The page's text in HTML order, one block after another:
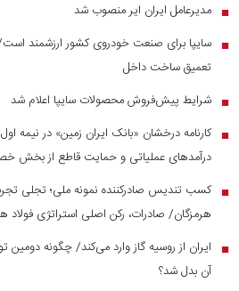
■ مدیرعامل ایران ایر منصوب شد
■ سایپا برای صنعت خودروی کشور ارزشمند
تعمیق ساخت داخل
■ شرایط پیش‌فروش محصولات سایپا اعلام شد
■
درآمد‌های عملیاتی و حمایت قاطع از بخش
■ کسب تندیس صادرکننده نمونه ملی؛ تجلی
هرمزگان/ صادرات، رکن اصلی استراتژی فولاد
■
ایران از روسیه گاز وارد می‌کند/ چگونه دومین
آن بدل شد؟